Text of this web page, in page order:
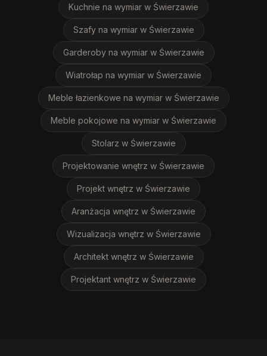
Kuchnie na wymiar w Świerzawie
Szafy na wymiar w Świerzawie
Garderoby na wymiar w Świerzawie
Wiatrołap na wymiar w Świerzawie
Meble łazienkowe na wymiar w Świerzawie
Meble pokojowe na wymiar w Świerzawie
Stolarz w Świerzawie
Projektowanie wnętrz w Świerzawie
Projekt wnętrz w Świerzawie
Aranżacja wnętrz w Świerzawie
Wizualizacja wnętrz w Świerzawie
Architekt wnętrz w Świerzawie
Projektant wnętrz w Świerzawie